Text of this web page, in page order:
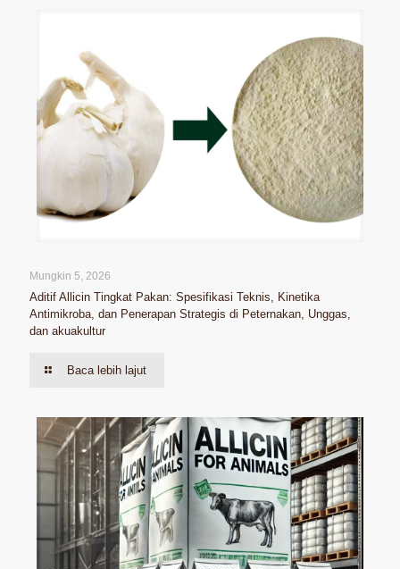
Mungkin 5, 2026
Aditif Allicin Tingkat Pakan: Spesifikasi Teknis, Kinetika
Antimikroba, dan Penerapan Strategis di Peternakan, Unggas,
dan akuakultur
Baca lebih lajut